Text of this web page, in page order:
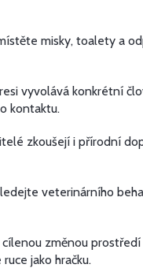
misky, toalety a
vyvolává konkrétní
kontaktu.
zkoušejí i přírodní
veterinárního
změnou
jako hračku.